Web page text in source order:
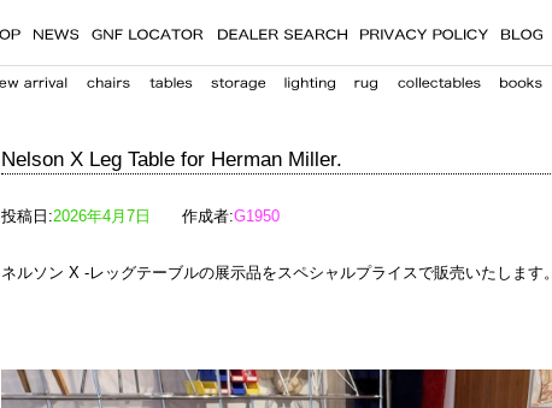
Nelson X Leg Table for Herman Miller.
投稿日:2026年4月7日 作成者:G1950
ネルソン X -レッグテーブルの展示品をスペシャルプライスで販売いたします。